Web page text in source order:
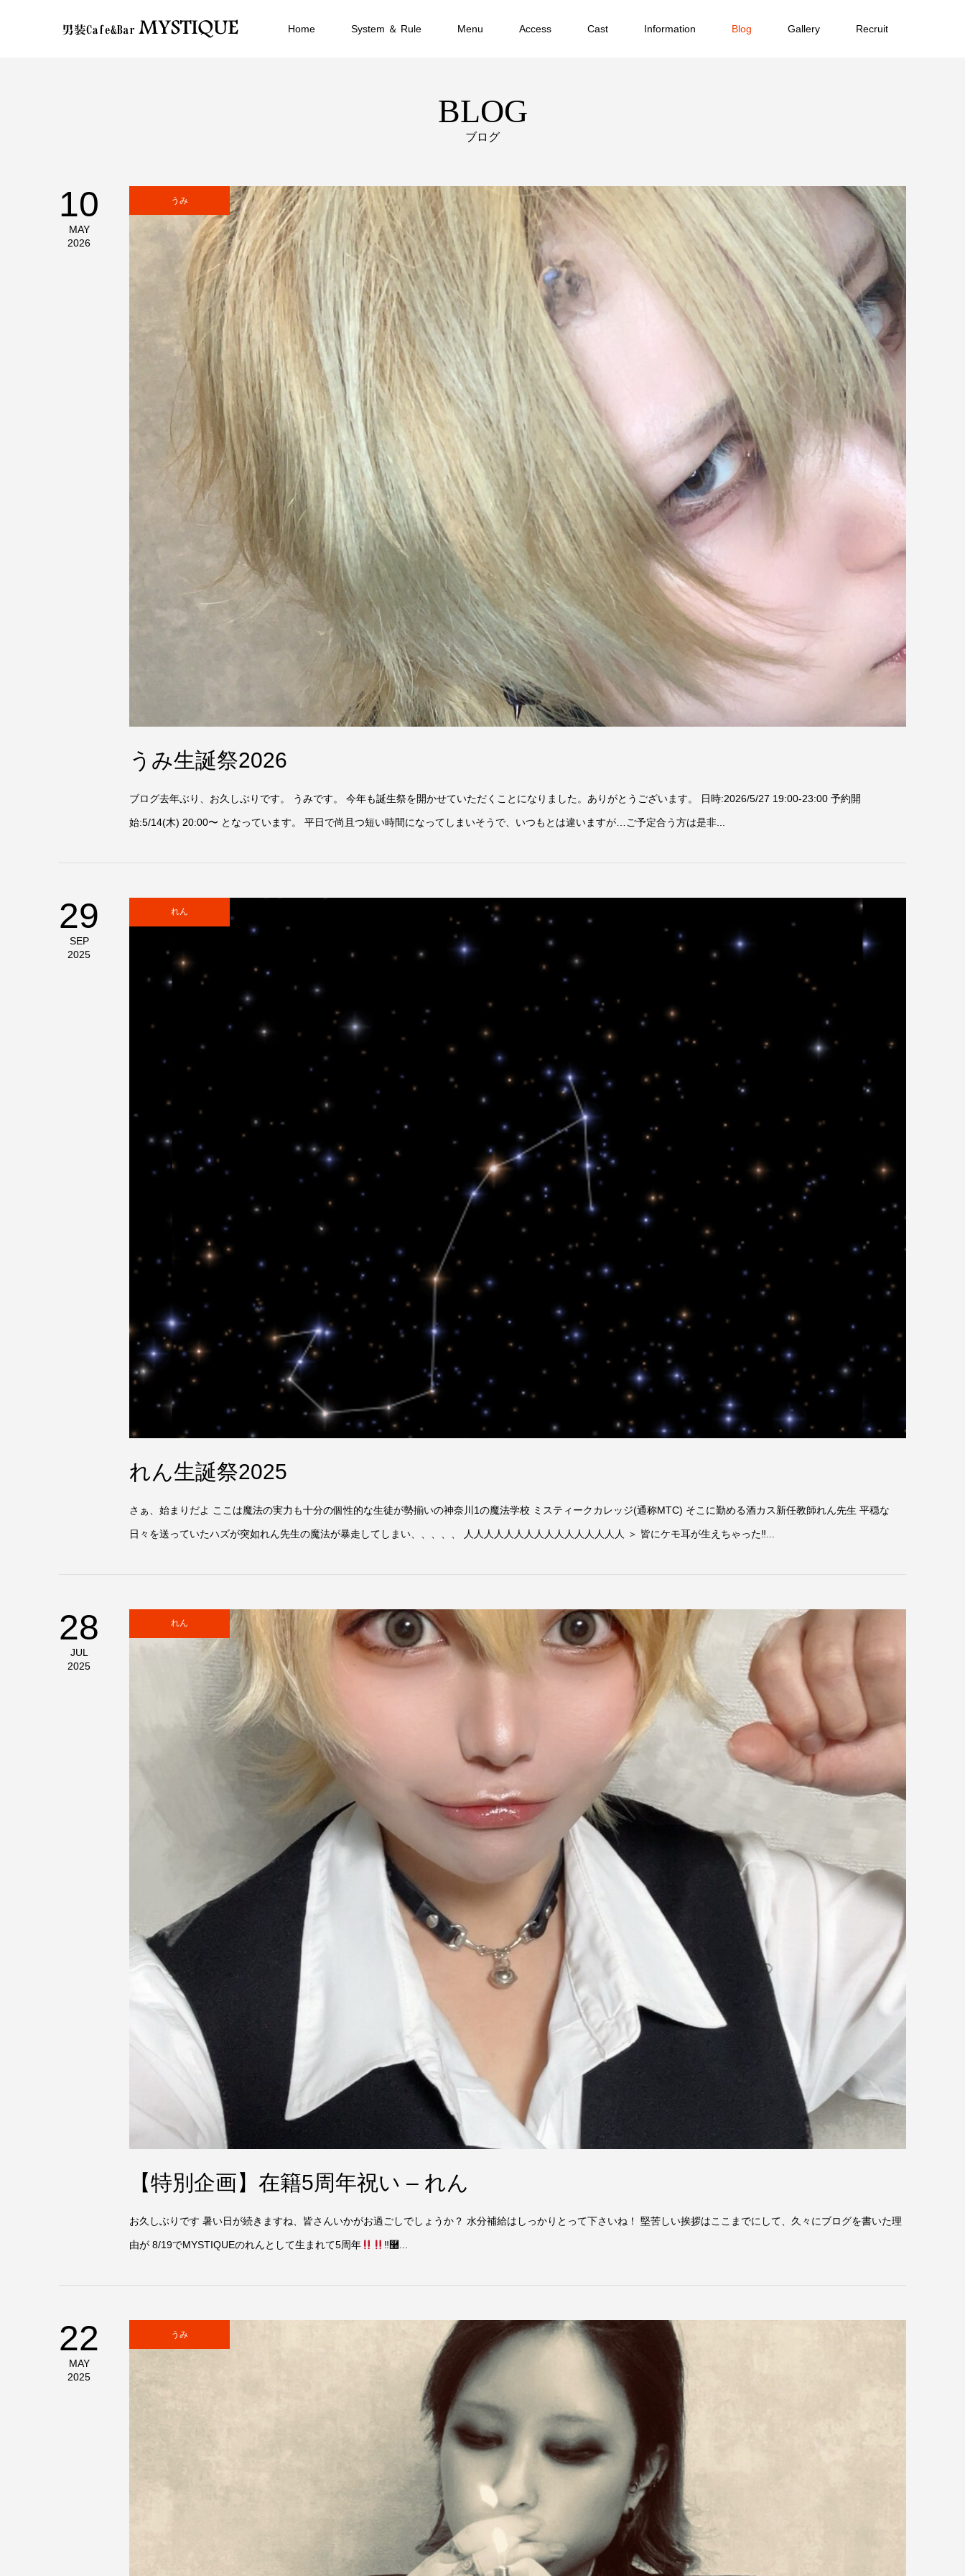
Home System ＆ Rule Menu Access Cast Information Blog Gallery Recruit
BLOG
ブログ
10
MAY
2026
うみ
うみ生誕祭2026
ブログ去年ぶり、お久しぶりです。 うみです。 今年も誕生祭を開かせていただくことになりました。ありがとうございます。 日時:2026/5/27 19:00-23:00 予約開
始:5/14(木) 20:00〜 となっています。 平日で尚且つ短い時間になってしまいそうで、いつもとは違いますが…ご予定合う方は是非...
29
SEP
2025
れん
れん生誕祭2025
さぁ、始まりだよ ここは魔法の実力も十分の個性的な生徒が勢揃いの神奈川1の魔法学校 ミスティークカレッジ(通称MTC) そこに勤める酒カス新任教師れん先生 平穏な
日々を送っていたハズが突如れん先生の魔法が暴走してしまい、、、、、 人人人人人人人人人人人人人人人人 ＞ 皆にケモ耳が生えちゃった‼...
28
JUL
2025
れん
【特別企画】在籍5周年祝い – れん
お久しぶりです 暑い日が続きますね、皆さんいかがお過ごしでしょうか？ 水分補給はしっかりとって下さいね！ 堅苦しい挨拶はここまでにして、久々にブログを書いた理
由が 8/19でMYSTIQUEのれんとして生まれて5周年 ‼࿠...
22
MAY
2025
うみ